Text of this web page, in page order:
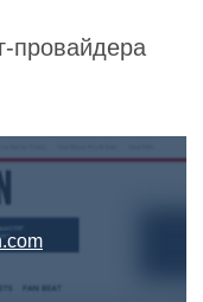
провайдера